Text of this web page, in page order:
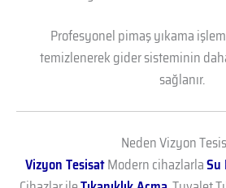
Profesyonel pimaş yıkama
temizlenerek gider sisteminin daha
sağlanır.
Neden Vizyon
Vizyon TesisatModern cihazlarlaSu